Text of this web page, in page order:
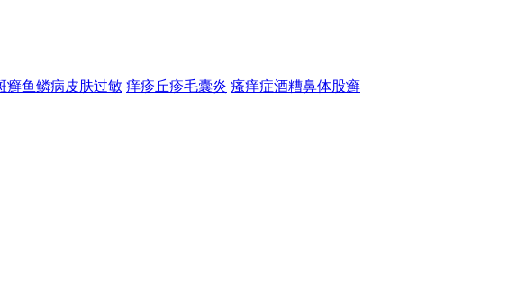
癣鱼鳞病皮肤过敏 痒疹 丘疹毛囊炎 瘙痒症酒糟鼻体股癣